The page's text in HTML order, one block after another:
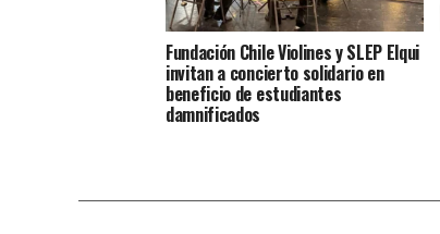
Fundación Chile Violines y SLEP Elqui
invitan a concierto solidario en
beneficio de estudiantes
damnificados